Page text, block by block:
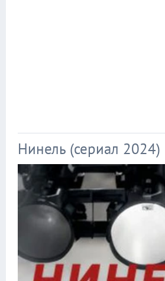
Нинель (сериал 2024)